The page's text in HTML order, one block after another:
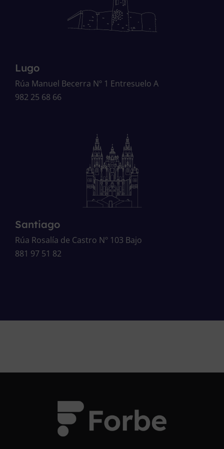
Lugo
Rúa Manuel Becerra Nº 1 Entresuelo A
982 25 68 66
Santiago
Rúa Rosalía de Castro Nº 103 Bajo
881 97 51 82